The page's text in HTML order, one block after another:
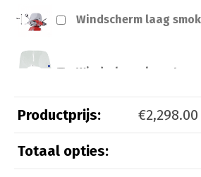
Windscherm laag
Windscherm laag
Beveiliging
Productprijs: €2,298.00
Totaal opties: